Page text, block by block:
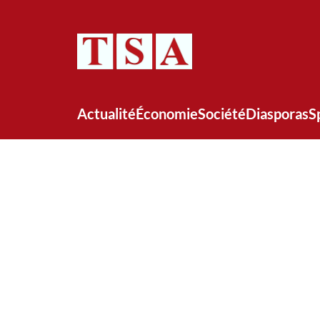
ActualitéÉconomieSociétéDiasporas